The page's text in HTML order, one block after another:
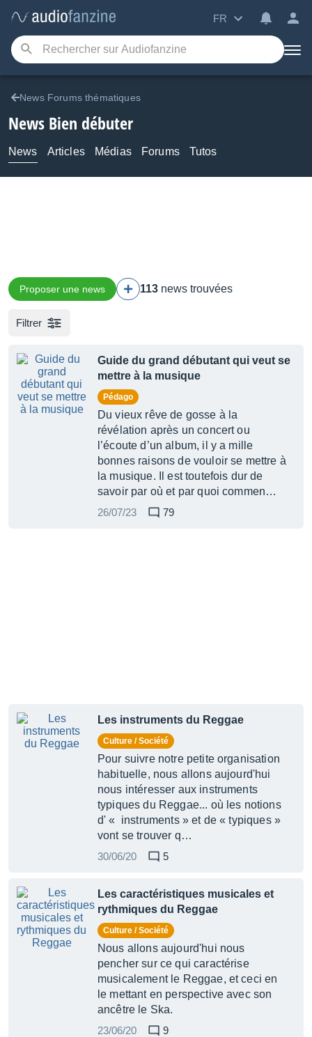
FR
News Forums thématiques
News Bien débuter
News Articles Médias Forums Tutos
Proposer une news 113 news trouvées
Filtrer
Guide du grand débutant qui veut se
mettre à la musique
Pédago
Du vieux rêve de gosse à la
révélation après un concert ou
l’écoute d’un album, il y a mille
bonnes raisons de vouloir se mettre à
la musique. Il est toutefois dur de
savoir par où et par quoi commen…
26/07/23
79
Les instruments du Reggae
Culture / Société
Pour suivre notre petite organisation
habituelle, nous allons aujourd'hui
nous intéresser aux instruments
typiques du Reggae... où les notions
d' « instruments » et de « typiques »
vont se trouver q…
30/06/20
5
Les caractéristiques musicales et
rythmiques du Reggae
Culture / Société
Nous allons aujourd'hui nous
pencher sur ce qui caractérise
musicalement le Reggae, et ceci en
le mettant en perspective avec son
ancêtre le Ska.
23/06/20
9